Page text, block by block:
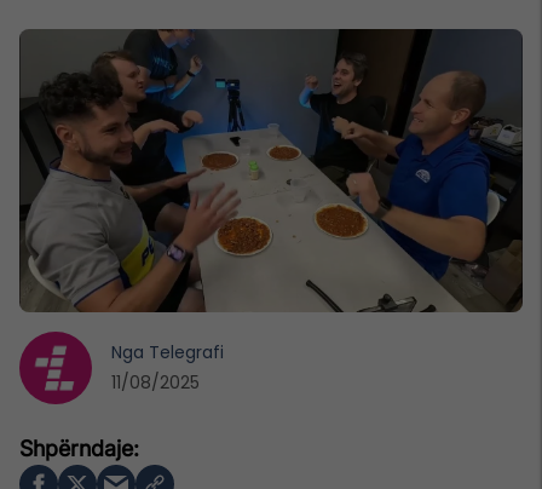
Nga Telegrafi
11/08/2025